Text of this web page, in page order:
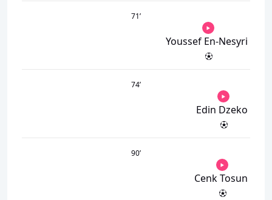
71’
Youssef En-Nesyri
74’
Edin Dzeko
90’
Cenk Tosun